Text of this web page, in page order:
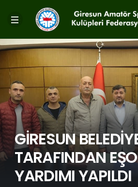
GİRESUN
TARAFINDAN
YARDIMI YAPILDI